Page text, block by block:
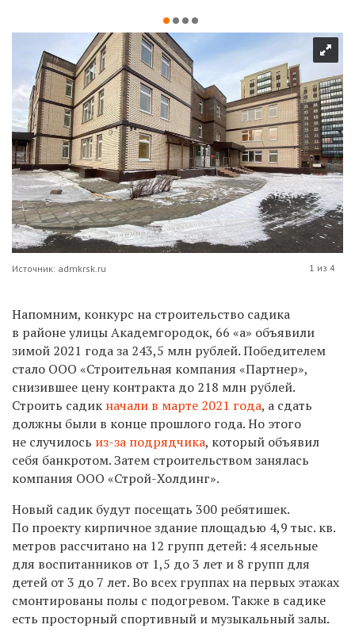
Источник: admkrsk.ru 1 из 4
Напомним, конкурс на строительство садика
в районе улицы Академгородок, 66 «а» объявили
зимой 2021 года за 243,5 млн рублей. Победи­телем
стало ООО «Строительная компания «Партнер»,
снизившее цену контракта до 218 млн рублей.
Строить садик начали в марте 2021 года, а сдать
должны были в конце прошлого года. Но этого
не случилось из-за подрядчика, который объявил
себя банкротом. Затем строительством занялась
компания ООО «Строй-Холдинг».
Новый садик будут посещать 300 ребятишек.
По проекту кирпичное здание площадью 4,9 тыс. кв.
метров рассчитано на 12 групп детей: 4 ясельные
для воспитанников от 1,5 до 3 лет и 8 групп для
детей от 3 до 7 лет.Во всех группах на первых этажах
смонтированы полы с подогревом. Также в садике
есть просторный спортивный и музыкальный залы.